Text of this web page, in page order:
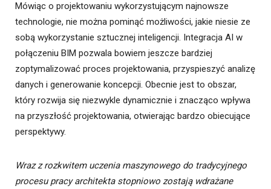
Mówiąc o projektowaniu wykorzystującym najnowsze
technologie, nie można pominąć możliwości, jakie niesie ze
sobą wykorzystanie sztucznej inteligencji. Integracja AI w
połączeniu BIM pozwala bowiem jeszcze bardziej
zoptymalizować proces projektowania, przyspieszyć analizę
danych i generowanie koncepcji. Obecnie jest to obszar,
który rozwija się niezwykle dynamicznie i znacząco wpływa
na przyszłość projektowania, otwierając bardzo obiecujące
perspektywy.
Wraz z rozkwitem uczenia maszynowego do tradycyjnego
procesu pracy architekta stopniowo zostają wdrażane